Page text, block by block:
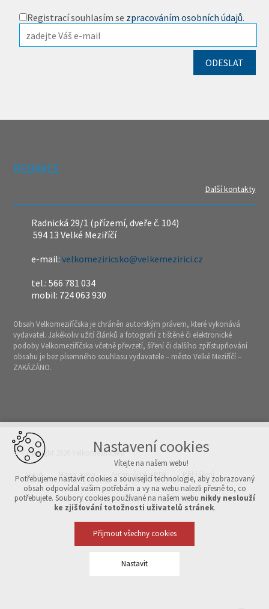
Registrací souhlasím se zpracováním osobních údajů.
REDAKCE
Další kontakty
Radnická 29/1 (přízemí, dveře č. 104)
594 13 Velké Meziříčí
e-mail:velkomeziricsko@velkemezirici.cz
tel.: 566 781 034
mobil: 724 063 930
Obsah Velkomeziříčska je chráněn autorským právem, které vykonává
vydavatel. Jakékoliv užití článků a fotografií z tištěné či elektronické
podoby Velkomeziříčska včetně převzetí, šíření či dalšího zpřístupňování
obsahu je bez písemného souhlasu vydavatele – město Velké Meziříčí –
ZAKÁZÁNO.
© Copyright 2026 Velkomeziříčsko
Úvod Mapa webu Archiv čísel v PDF Přihlášení
Vytvořeno v xart.cz
Nastavení cookies
Vítejte na našem webu!
Potřebujeme nastavit cookies a související technologie, aby zobrazovaný
obsah odpovídal vašim potřebám a vy na webu nalezli přesně to, co
potřebujete. Soubory cookies používané na našem webu nikdy neslouží
ke zjišťování totožnosti uživatelů stránek.
Přijmout všechny cookies
Nastavit